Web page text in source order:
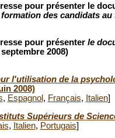
pour présenter le
des candidats
pour présenter le
septembre 2008)
l'utilisation de la
2008)
, Espagnol , Français, Italien]
Supérieurs de
, Italien, Portugais]